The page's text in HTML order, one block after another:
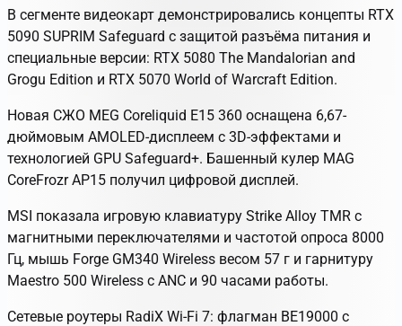
В сегменте видеокарт демонстрировались концепты RTX
5090 SUPRIM Safeguard с защитой разъёма питания и
специальные версии: RTX 5080 The Mandalorian and
Grogu Edition и RTX 5070 World of Warcraft Edition.
Новая СЖО MEG Coreliquid E15 360 оснащена 6,67-
дюймовым AMOLED-дисплеем с 3D-эффектами и
технологией GPU Safeguard+. Башенный кулер MAG
CoreFrozr AP15 получил цифровой дисплей.
MSI показала игровую клавиатуру Strike Alloy TMR с
магнитными переключателями и частотой опроса 8000
Гц, мышь Forge GM340 Wireless весом 57 г и гарнитуру
Maestro 500 Wireless с ANC и 90 часами работы.
Сетевые роутеры RadiX Wi-Fi 7: флагман BE19000 с